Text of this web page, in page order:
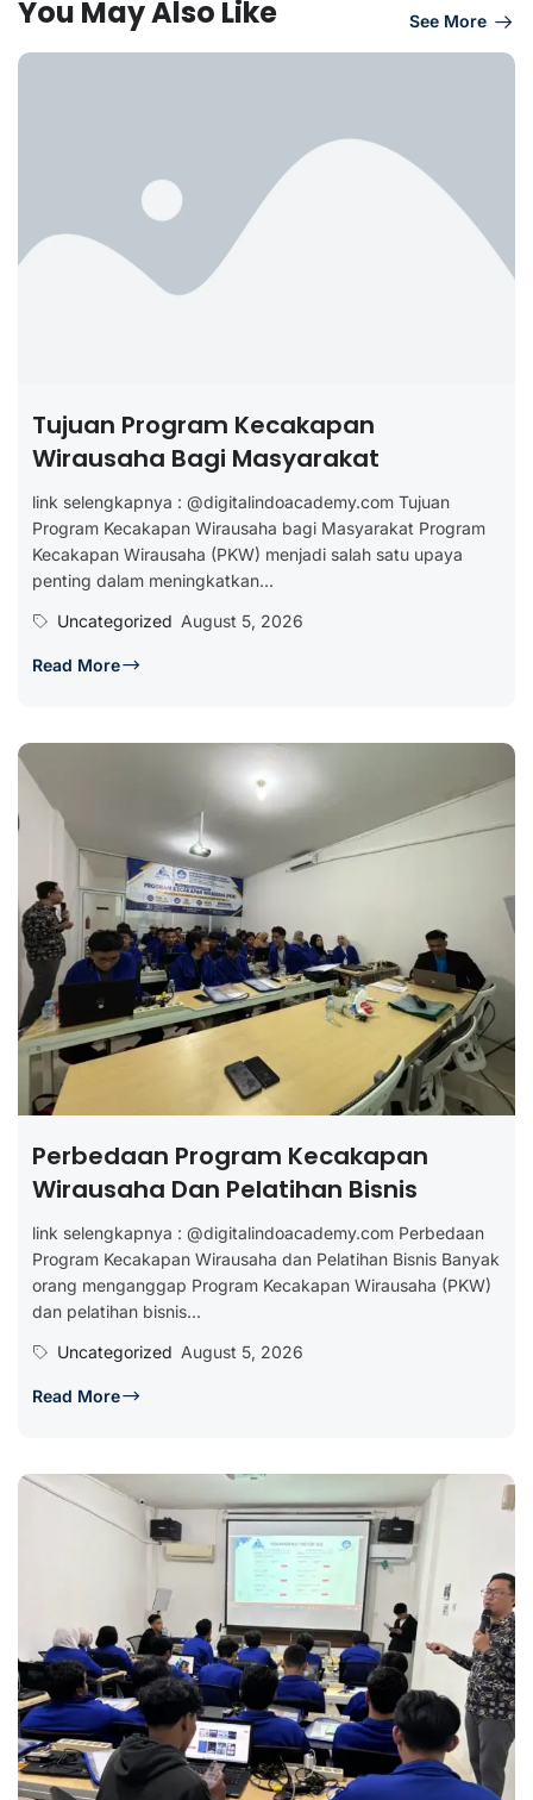
You May Also Like See More
Tujuan Program Kecakapan
Wirausaha Bagi Masyarakat
link selengkapnya : @digitalindoacademy.com Tujuan
Program Kecakapan Wirausaha bagi Masyarakat Program
Kecakapan Wirausaha (PKW) menjadi salah satu upaya
penting dalam meningkatkan...
Uncategorized August 5, 2026
Read More
Perbedaan Program Kecakapan
Wirausaha Dan Pelatihan Bisnis
link selengkapnya : @digitalindoacademy.com Perbedaan
Program Kecakapan Wirausaha dan Pelatihan Bisnis Banyak
orang menganggap Program Kecakapan Wirausaha (PKW)
dan pelatihan bisnis...
Uncategorized August 5, 2026
Read More